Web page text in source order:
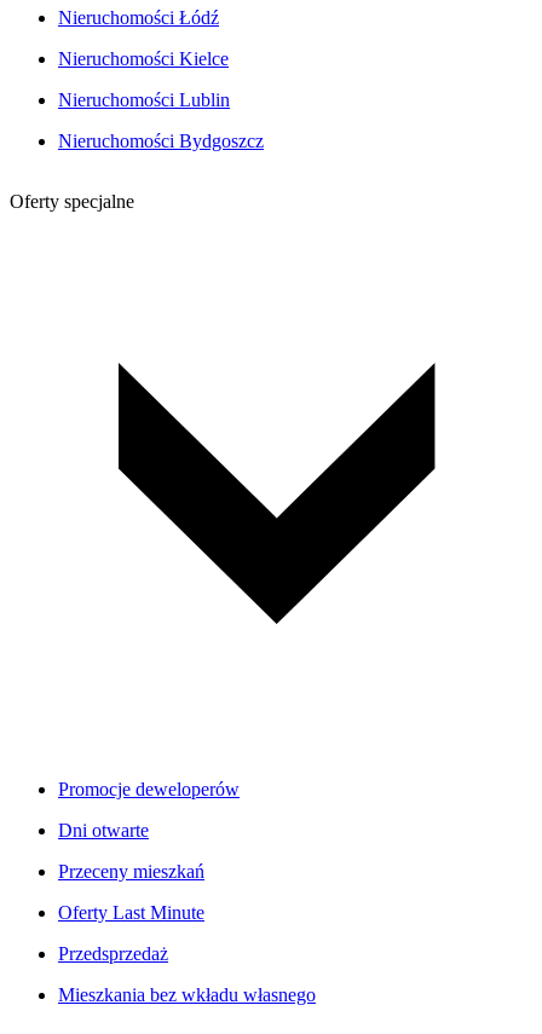
Nieruchomości Łódź
Nieruchomości Kielce
Nieruchomości Lublin
Nieruchomości Bydgoszcz
Oferty specjalne
Promocje deweloperów
Dni otwarte
Przeceny mieszkań
Oferty Last Minute
Przedsprzedaż
Mieszkania bez wkładu własnego